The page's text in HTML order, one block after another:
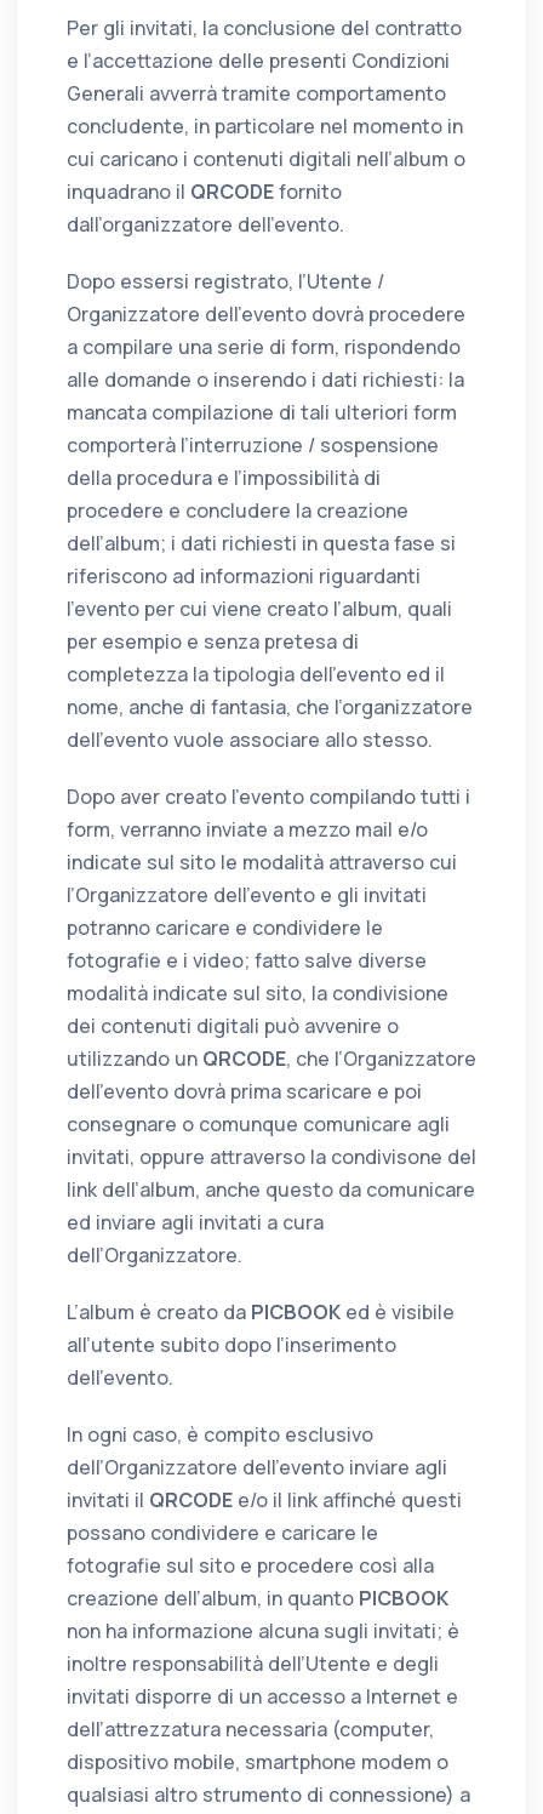
Per gli invitati, la conclusione del contratto
e l’accettazione delle presenti Condizioni
Generali avverrà tramite comportamento
concludente, in particolare nel momento in
cui caricano i contenuti digitali nell’album o
inquadrano il QRCODEfornito
dall’organizzatore dell’evento.
Dopo essersi registrato, l’Utente /
Organizzatore dell’evento dovrà procedere
a compilare una serie di form, rispondendo
alle domande o inserendo i dati richiesti: la
mancata compilazione di tali ulteriori form
comporterà l’interruzione / sospensione
della procedura e l’impossibilità di
procedere e concludere la creazione
dell’album; i dati richiesti in questa fase si
riferiscono ad informazioni riguardanti
l’evento per cui viene creato l’album, quali
per esempio e senza pretesa di
completezza la tipologia dell’evento ed il
nome, anche di fantasia, che l’organizzatore
dell’evento vuole associare allo stesso.
Dopo aver creato l’evento compilando tutti i
form, verranno inviate a mezzo mail e/o
indicate sul sito le modalità attraverso cui
l’Organizzatore dell’evento e gli invitati
potranno caricare e condividere le
fotografie e i video; fatto salve diverse
modalità indicate sul sito, la condivisione
dei contenuti digitali può avvenire o
utilizzando un QRCODE, che l’Organizzatore
dell’evento dovrà prima scaricare e poi
consegnare o comunque comunicare agli
invitati, oppure attraverso la condivisone del
link dell’album, anche questo da comunicare
ed inviare agli invitati a cura
dell’Organizzatore.
L’album è creato da PICBOOK ed è visibile
all’utente subito dopo l’inserimento
dell’evento.
In ogni caso, è compito esclusivo
dell’Organizzatore dell’evento inviare agli
invitati il QRCODE e/o il link affinché questi
possano condividere e caricare le
fotografie sul sito e procedere così alla
creazione dell’album, in quanto PICBOOK
non ha informazione alcuna sugli invitati; è
inoltre responsabilità dell’Utente e degli
invitati disporre di un accesso a Internet e
dell’attrezzatura necessaria (computer,
dispositivo mobile, smartphone modem o
qualsiasi altro strumento di connessione) a